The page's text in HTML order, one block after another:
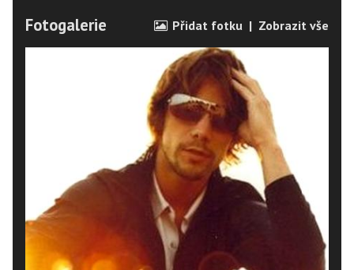
Fotogalerie Přidat fotku | Zobrazit vše